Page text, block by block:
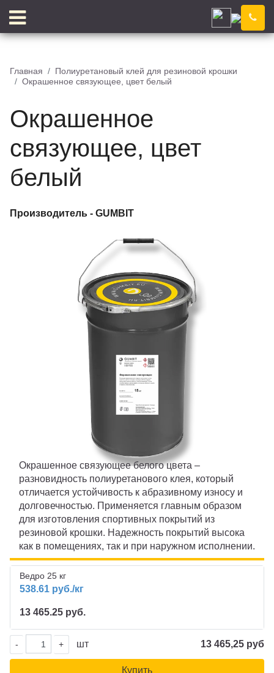
Элиста
Блог
Отзывы
ПИГМЕНТ ИСКУССТВЕННАЯ ТРАВА
ПРОМПОЛЫ
Главная
Полиуретановый клей для резиновой крошки
Окрашенное связующее, цвет белый
Окрашенное
связующее, цвет
белый
Производитель - GUMBIT
Окрашенное связующее белого цвета –
разновидность полиуретанового клея, который
отличается устойчивость к абразивному износу и
долговечностью. Применяется главным образом
для изготовления спортивных покрытий из
резиновой крошки. Надежность покрытий высока
как в помещениях, так и при наружном исполнении.
538.61 руб./кг
Ведро 25 кг
13 465.25 руб.
- + шт 13 465,25 руб
Купить